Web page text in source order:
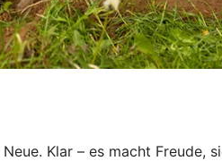
Klar – es macht